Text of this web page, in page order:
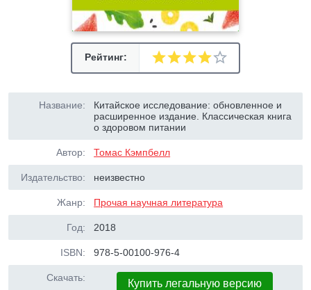
Рейтинг:
Название:
Китайское исследование: обновленное и
расширенное издание. Классическая книга
о здоровом питании
Автор: Томас Кэмпбелл
Издательство: неизвестно
Жанр: Прочая научная литература
Год: 2018
ISBN: 978-5-00100-976-4
Скачать: Купить легальную версию